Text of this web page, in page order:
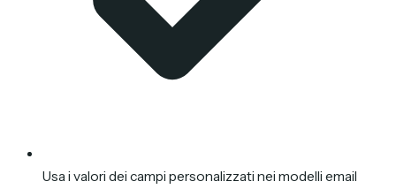
Usa i valori dei campi personalizzati nei modelli email